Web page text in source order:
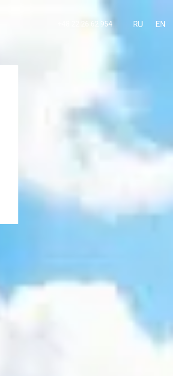
+48 22 26 62 954 RU EN